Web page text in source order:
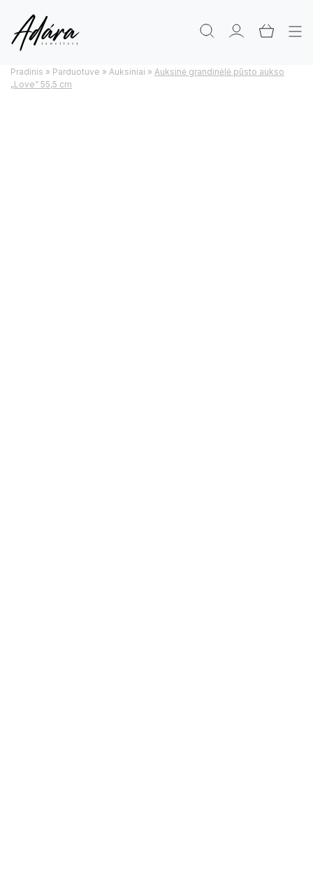
Pradinis » Parduotuve » Auksiniai » Auksinė grandinėlė pūsto aukso
„Love” 55,5 cm